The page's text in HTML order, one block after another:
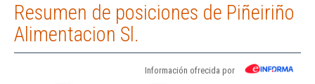
Resumen de posiciones de Piñeiriño
Alimentacion Sl.
Información ofrecida por